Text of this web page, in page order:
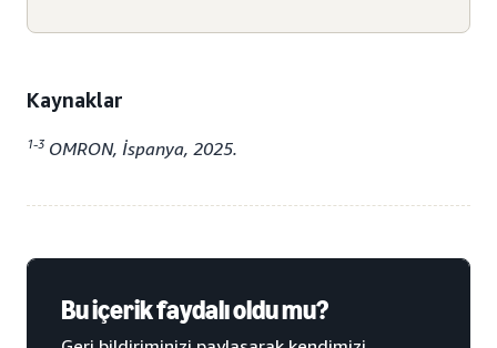
Kaynaklar
1-3 OMRON, İspanya, 2025.
Bu içerik faydalı oldu mu?